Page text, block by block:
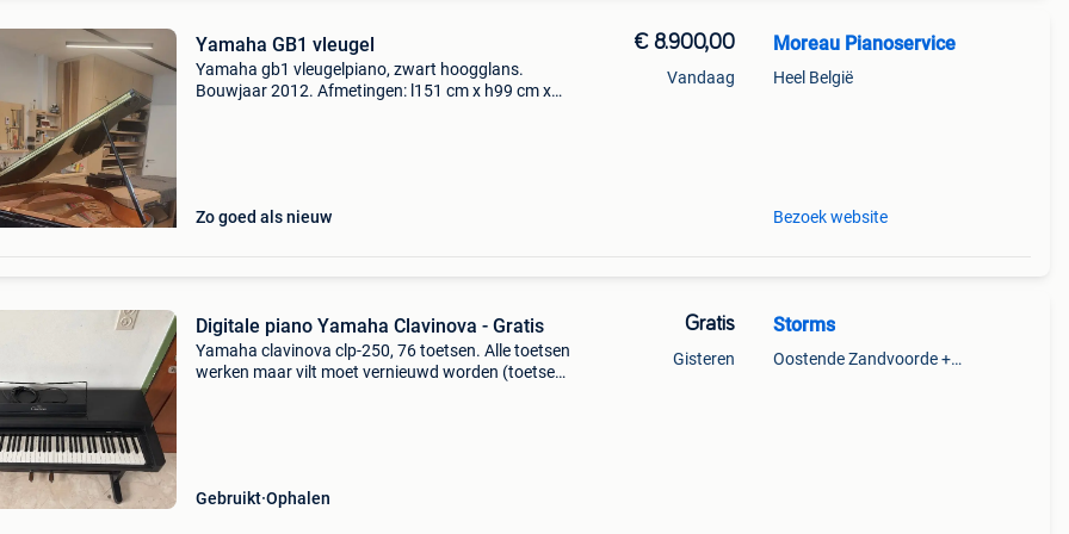
Yamaha GB1 vleugel
Yamaha gb1 vleugelpiano, zwart hoogglans.
Bouwjaar 2012. Afmetingen: l151 cm x h99 cm x
Zo goed als nieuw
€ 8.900,00
Vandaag
Moreau Pianoservice
Heel België
Bezoek website
Digitale piano Yamaha Clavinova - Gratis
Yamaha clavinova clp-250, 76 toetsen. Alle toetsen
werken maar vilt moet vernieuwd worden (toetsen
Gebruikt Ophalen
Gratis
Gisteren
Storms
Oostende Zandvoorde +Oostende